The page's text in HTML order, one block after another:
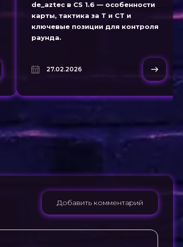
de_aztec в CS 1.6 — особенности
карты, тактика за T и CT и
ключевые позиции для контроля
раунда.
27.02.2026
Добавить комментарий